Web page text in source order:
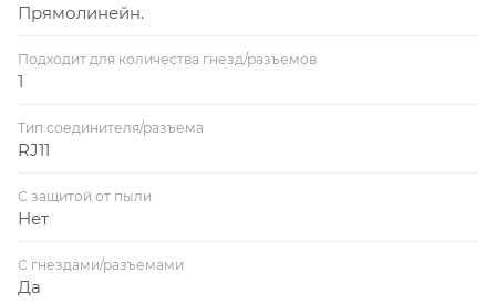
Прямолинейн.
Подходит для количества гнезд/разъемов
1
Тип соединителя/разъема
RJ11
С защитой от пыли
Нет
С гнездами/разъемами
Да